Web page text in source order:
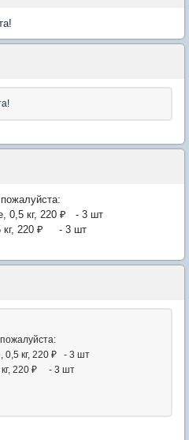
0,5 кг, 220 ₽ - 3 шт
кг, 220 ₽ - 3 шт
0,5 кг, 220 ₽ - 3 шт
кг, 220 ₽ - 3 шт